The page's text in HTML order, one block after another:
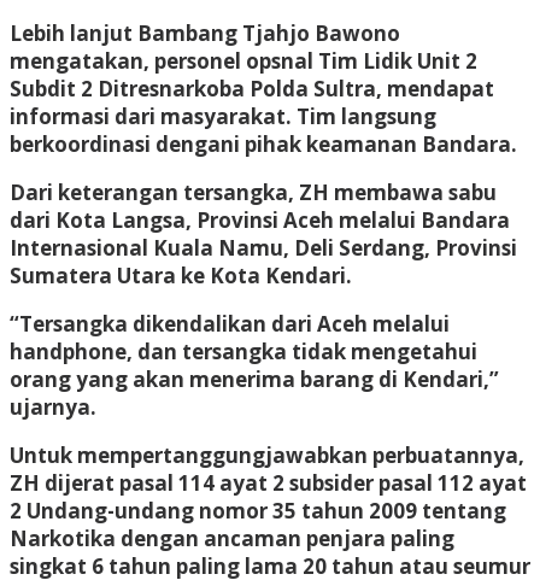
Lebih lanjut Bambang Tjahjo Bawono
mengatakan, personel opsnal Tim Lidik Unit 2
Subdit 2 Ditresnarkoba Polda Sultra, mendapat
informasi dari masyarakat. Tim langsung
berkoordinasi dengani pihak keamanan Bandara.
Dari keterangan tersangka, ZH membawa sabu
dari Kota Langsa, Provinsi Aceh melalui Bandara
Internasional Kuala Namu, Deli Serdang, Provinsi
Sumatera Utara ke Kota Kendari.
“Tersangka dikendalikan dari Aceh melalui
handphone, dan tersangka tidak mengetahui
orang yang akan menerima barang di Kendari,”
ujarnya.
Untuk mempertanggungjawabkan perbuatannya,
ZH dijerat pasal 114 ayat 2 subsider pasal 112 ayat
2 Undang-undang nomor 35 tahun 2009 tentang
Narkotika dengan ancaman penjara paling
singkat 6 tahun paling lama 20 tahun atau seumur